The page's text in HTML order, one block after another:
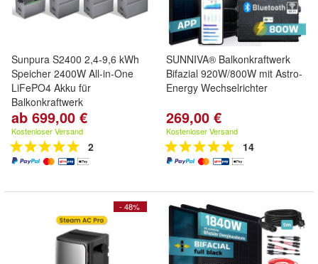
Sunpura S2400 2,4-9,6 kWh
Speicher 2400W All-in-One
LiFePO4 Akku für
Balkonkraftwerk
ab 699,00 €
Kostenloser Versand
2
SUNNIVA® Balkonkraftwerk
Bifazial 920W/800W mit Astro-
Energy Wechselrichter
269,00 €
Kostenloser Versand
14
- 48%